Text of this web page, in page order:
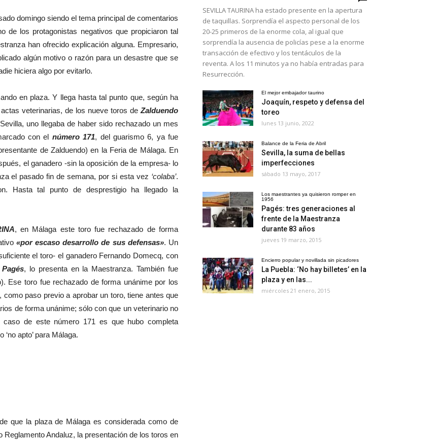
domingo siendo el tema principal de comentarios
de los protagonistas negativos que propiciaron tal
han ofrecido explicación alguna. Empresario,
algún motivo o razón para un desastre que se
hiciera algo por evitarlo.
en plaza. Y llega hasta tal punto que, según ha
veterinarias, de los nueve toros de Zalduendo
uno llegaba de haber sido rechazado un mes
con el número 171, del guarismo 6, ya fue
de Zalduendo) en la Feria de Málaga. En
el ganadero -sin la oposición de la empresa- lo
el pasado fin de semana, por si esta vez ‘colaba’.
Hasta tal punto de desprestigio ha llegado la
, en Málaga este toro fue rechazado de forma
«por escaso desarrollo de sus defensas». Un
el toro- el ganadero Fernando Domecq, con
, lo presenta en la Maestranza. También fue
Ese toro fue rechazado de forma unánime por los
paso previo a aprobar un toro, tiene antes que
de forma unánime; sólo con que un veterinario no
caso de este número 171 es que hubo completa
apto’ para Málaga.
que la plaza de Málaga es considerada como de
Andaluz, la presentación de los toros en
SEVILLA TAURINA ha estado presente en la apertura
de taquillas. Sorprendía el aspecto personal de los
20-25 primeros de la enorme cola, al igual que
sorprendía la ausencia de policías pese a la enorme
transacción de efectivo y los tentáculos de la
reventa. A los 11 minutos ya no había entradas para
Resurrección.
El mejor embajador taurino
Joaquín, respeto y defensa del
toreo
lunes 13 junio, 2022
Balance de la Feria de Abril
Sevilla, la suma de bellas
imperfecciones
sábado 13 mayo, 2017
Los maestrantes ya quisieron romper en
1956
Pagés: tres generaciones al
frente de la Maestranza
durante 83 años
jueves 19 marzo, 2015
Encierro popular y novillada sin picadores
La Puebla: ‘No hay billetes’ en la
plaza y en las...
miércoles 21 enero, 2015